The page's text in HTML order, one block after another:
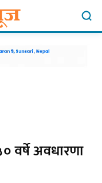
वर्षे अवधारणा